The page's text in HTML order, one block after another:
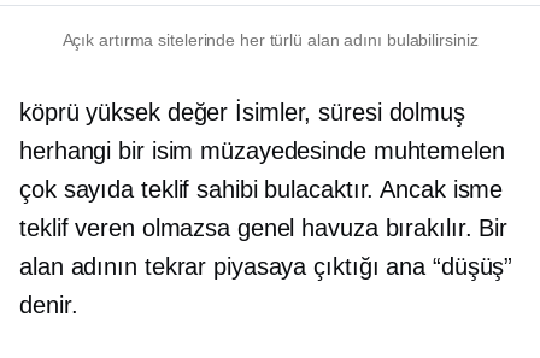
Açık artırma sitelerinde her türlü alan adını bulabilirsiniz
köprüyüksek değer İsimler, süresi dolmuş
herhangi bir isim müzayedesinde muhtemelen
çok sayıda teklif sahibi bulacaktır. Ancak isme
teklif veren olmazsa genel havuza bırakılır. Bir
alan adının tekrar piyasaya çıktığı ana “düşüş”
denir.